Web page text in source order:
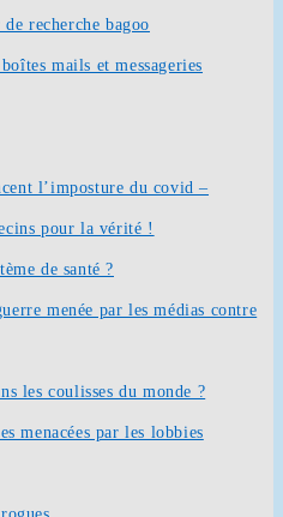
recherche bagoo
mails et messageries
l’imposture du covid –
pour la vérité !
de santé ?
menée par les médias contre
les coulisses du monde ?
menacées par les lobbies